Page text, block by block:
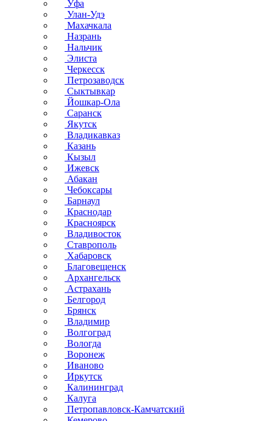
Уфа
Улан-Удэ
Махачкала
Назрань
Нальчик
Элиста
Черкесск
Петрозаводск
Сыктывкар
Йошкар-Ола
Саранск
Якутск
Владикавказ
Казань
Кызыл
Ижевск
Абакан
Чебоксары
Барнаул
Краснодар
Красноярск
Владивосток
Ставрополь
Хабаровск
Благовещенск
Архангельск
Астрахань
Белгород
Брянск
Владимир
Волгоград
Вологда
Воронеж
Иваново
Иркутск
Калининград
Калуга
Петропавловск-Камчатский